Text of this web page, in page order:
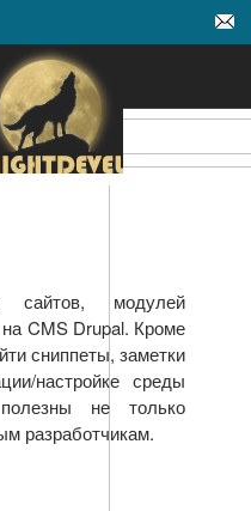
сайтов, модулей
CMS Drupal. Кроме
сниппеты, заметки
настройке среды
не только
разработчикам.